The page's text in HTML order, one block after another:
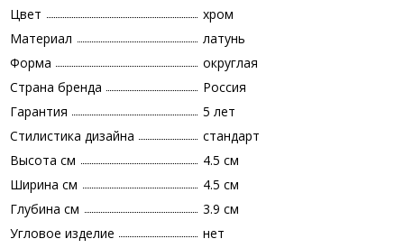
Цвет
хром
Материал
латунь
Форма
округлая
Страна бренда
Россия
Гарантия
5 лет
Стилистика дизайна
стандарт
Высота см
4.5 см
Ширина см
4.5 см
Глубина см
3.9 см
Угловое изделие
нет